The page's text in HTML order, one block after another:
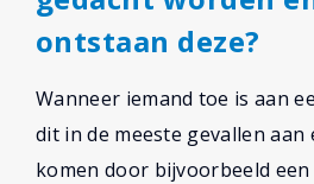
ontstaan deze?
Wanneer iemand toe is aan
dit in de meeste gevallen aan
komen door bijvoorbeeld